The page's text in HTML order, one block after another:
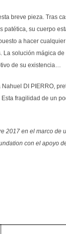
breve pieza. Tras
su cuerpo
a hacer
solución mágica
de su existencia…
DI PIERRO,
fragilidad de un
2017 en el marco
con el apoyo